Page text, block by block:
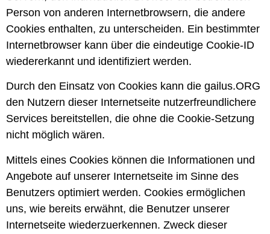
Person von anderen Internetbrowsern, die andere
Cookies enthalten, zu unterscheiden. Ein bestimmter
Internetbrowser kann über die eindeutige Cookie-ID
wiedererkannt und identifiziert werden.
Durch den Einsatz von Cookies kann die gailus.ORG
den Nutzern dieser Internetseite nutzerfreundlichere
Services bereitstellen, die ohne die Cookie-Setzung
nicht möglich wären.
Mittels eines Cookies können die Informationen und
Angebote auf unserer Internetseite im Sinne des
Benutzers optimiert werden. Cookies ermöglichen
uns, wie bereits erwähnt, die Benutzer unserer
Internetseite wiederzuerkennen. Zweck dieser